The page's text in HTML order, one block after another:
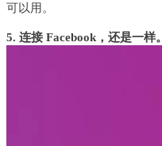
可以用。
5. 连接 Facebook，还是一样。